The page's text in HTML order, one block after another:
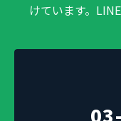
けています。